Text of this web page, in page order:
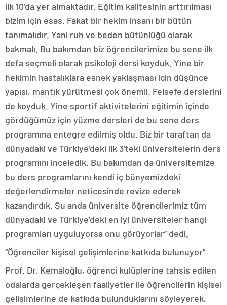
ilk 10’da yer almaktadır. Eğitim kalitesinin arttırılması
bizim için esas. Fakat bir hekim insanı bir bütün
tanımalıdır. Yani ruh ve beden bütünlüğü olarak
bakmalı. Bu bakımdan biz öğrencilerimize bu sene ilk
defa seçmeli olarak psikoloji dersi koyduk. Yine bir
hekimin hastalıklara esnek yaklaşması için düşünce
yapısı, mantık yürütmesi çok önemli. Felsefe derslerini
de koyduk. Yine sportif aktivitelerini eğitimin içinde
gördüğümüz için yüzme dersleri de bu sene ders
programına entegre edilmiş oldu. Biz bir taraftan da
dünyadaki ve Türkiye’deki ilk 3’teki üniversitelerin ders
programını inceledik. Bu bakımdan da üniversitemize
bu ders programlarını kendi iç bünyemizdeki
değerlendirmeler neticesinde revize ederek
kazandırdık. Şu anda üniversite öğrencilerimiz tüm
dünyadaki ve Türkiye’deki en iyi üniversiteler hangi
programları uyguluyorsa onu görüyorlar” dedi.
“Öğrenciler kişisel gelişimlerine katkıda bulunuyor”
Prof. Dr. Kemaloğlu, öğrenci kulüplerine tahsis edilen
odalarda gerçekleşen faaliyetler ile öğrencilerin kişisel
gelişimlerine de katkıda bulunduklarını söyleyerek,